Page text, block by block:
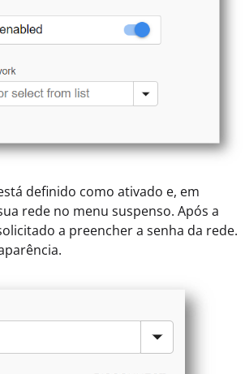
definido como ativado e, em
rede no menu suspenso. Após a
a preencher a senha da rede.